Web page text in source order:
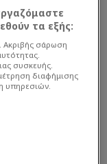
έγιναν...
με άμεση
τα εξής:
Ακριβής σάρωση
συσκευής.
διαφήμισης
υπηρεσιών.